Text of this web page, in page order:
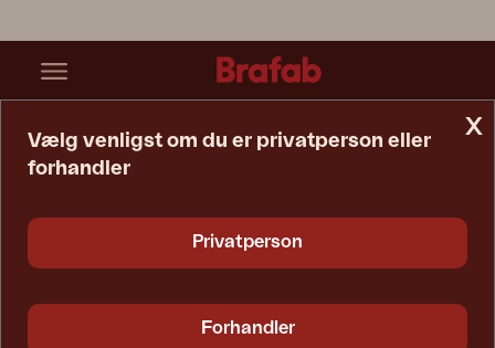
Laminat
De fleste bordplader på Brafabs borde er lavet
af laminat, som vi nogle gange forkorter til HPL
x
Vælg venligst om du er privatperson eller
forhandler
Privatperson
Forhandler